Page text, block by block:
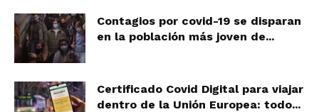
Contagios por covid-19 se disparan
en la población más joven de...
Certificado Covid Digital para viajar
dentro de la Unión Europea: todo...